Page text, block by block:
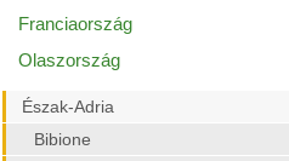
Franciaország
Olaszország
Észak-Adria
Bibione